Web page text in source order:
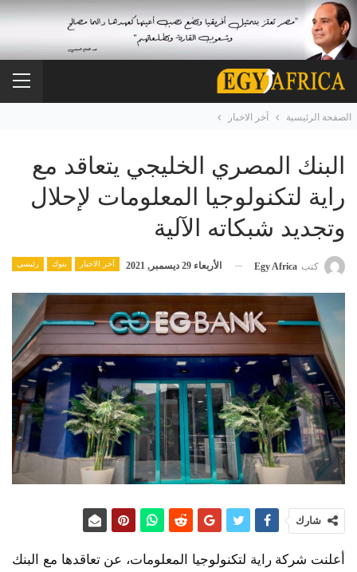
الصفحة الرئيسية آخر الاخبار
البنك المصري الخليجي يتعاقد مع
راية لتكنولوجيا المعلومات لإحلال
وتجديد شبكاته الآلية
آخر الاخبار بنوك رئيسي كتب Egy Africa الأربعاء 29 ديسمبر, 2021
شارك
أعلنت شركة راية لتكنولوجيا المعلومات، عن تعاقدها مع البنك